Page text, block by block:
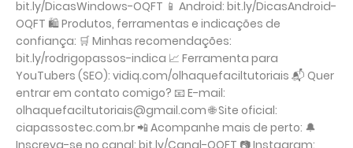
bit.ly/DicasWindows-OQFT 📱 Android: bit.ly/DicasAndroid-
OQFT 🛍 Produtos, ferramentas e indicações de
confiança: 🛒 Minhas recomendações:
bit.ly/rodrigopassos-indica 📈 Ferramenta para
YouTubers (SEO): vidiq.com/olhaquefaciltutoriais 📬 Quer
entrar em contato comigo? 📧 E-mail:
olhaquefaciltutoriais@gmail.com 🌐 Site oficial:
ciapassostec.com.br 📲 Acompanhe mais de perto: 🔔